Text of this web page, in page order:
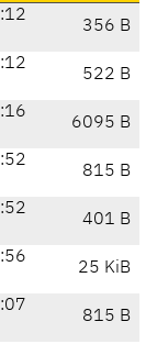
356 B
522 B
6095 B
815 B
401 B
25 KiB
815 B